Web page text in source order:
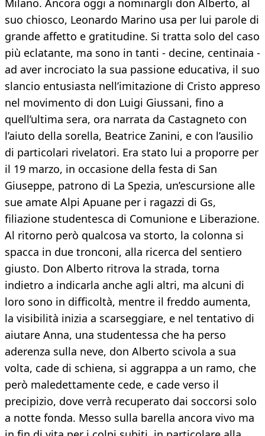
Milano. Ancora oggi a nominargli don Alberto, al
suo chiosco, Leonardo Marino usa per lui parole di
grande affetto e gratitudine. Si tratta solo del caso
più eclatante, ma sono in tanti - decine, centinaia -
ad aver incrociato la sua passione educativa, il suo
slancio entusiasta nell’imitazione di Cristo appreso
nel movimento di don Luigi Giussani, fino a
quell’ultima sera, ora narrata da Castagneto con
l’aiuto della sorella, Beatrice Zanini, e con l’ausilio
di particolari rivelatori. Era stato lui a proporre per
il 19 marzo, in occasione della festa di San
Giuseppe, patrono di La Spezia, un’escursione alle
sue amate Alpi Apuane per i ragazzi di Gs,
filiazione studentesca di Comunione e Liberazione.
Al ritorno però qualcosa va storto, la colonna si
spacca in due tronconi, alla ricerca del sentiero
giusto. Don Alberto ritrova la strada, torna
indietro a indicarla anche agli altri, ma alcuni di
loro sono in difficoltà, mentre il freddo aumenta,
la visibilità inizia a scarseggiare, e nel tentativo di
aiutare Anna, una studentessa che ha perso
aderenza sulla neve, don Alberto scivola a sua
volta, cade di schiena, si aggrappa a un ramo, che
però maledettamente cede, e cade verso il
precipizio, dove verrà recuperato dai soccorsi solo
a notte fonda. Messo sulla barella ancora vivo ma